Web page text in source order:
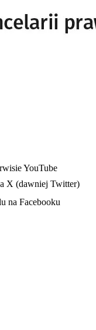
YouTube
X (dawniej Twitter)
na Facebooku